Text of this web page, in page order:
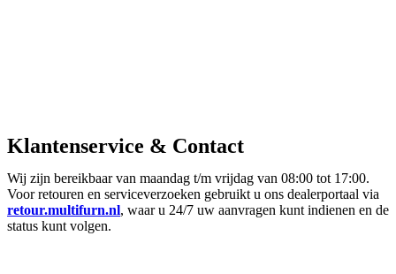
Klantenservice & Contact
Wij zijn bereikbaar van maandag t/m vrijdag van 08:00 tot 17:00.
Voor retouren en serviceverzoeken gebruikt u ons dealerportaal via
retour.multifurn.nl, waar u 24/7 uw aanvragen kunt indienen en de
status kunt volgen.